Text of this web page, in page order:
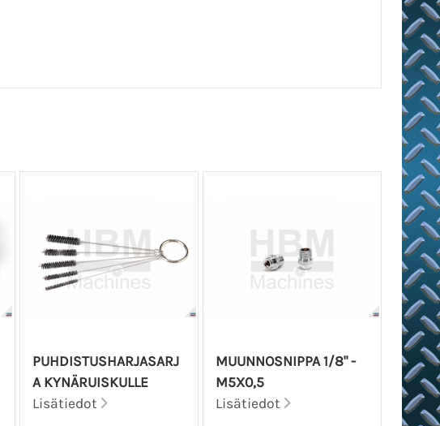
PUHDISTUSHARJASARJ
A KYNÄRUISKULLE
Lisätiedot
MUUNNOSNIPPA 1/8" -
M5X0,5
Lisätiedot